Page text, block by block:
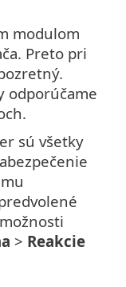
modulom
Preto pri
odporúčame
sú všetky
> Reakcie